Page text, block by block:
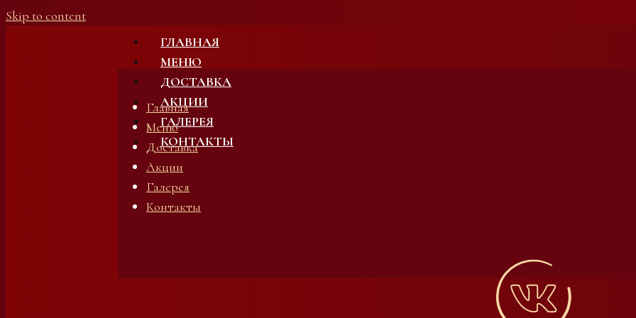
Skip to content
ГЛАВНАЯ
МЕНЮ
ДОСТАВКА
АКЦИИ
ГАЛЕРЕЯ
КОНТАКТЫ
Главная
Меню
Доставка
Акции
Галерея
Контакты